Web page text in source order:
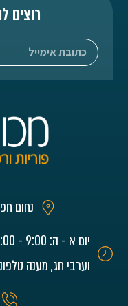
רוצים
נחום חפצדי 17,
וערבי חג, מענה